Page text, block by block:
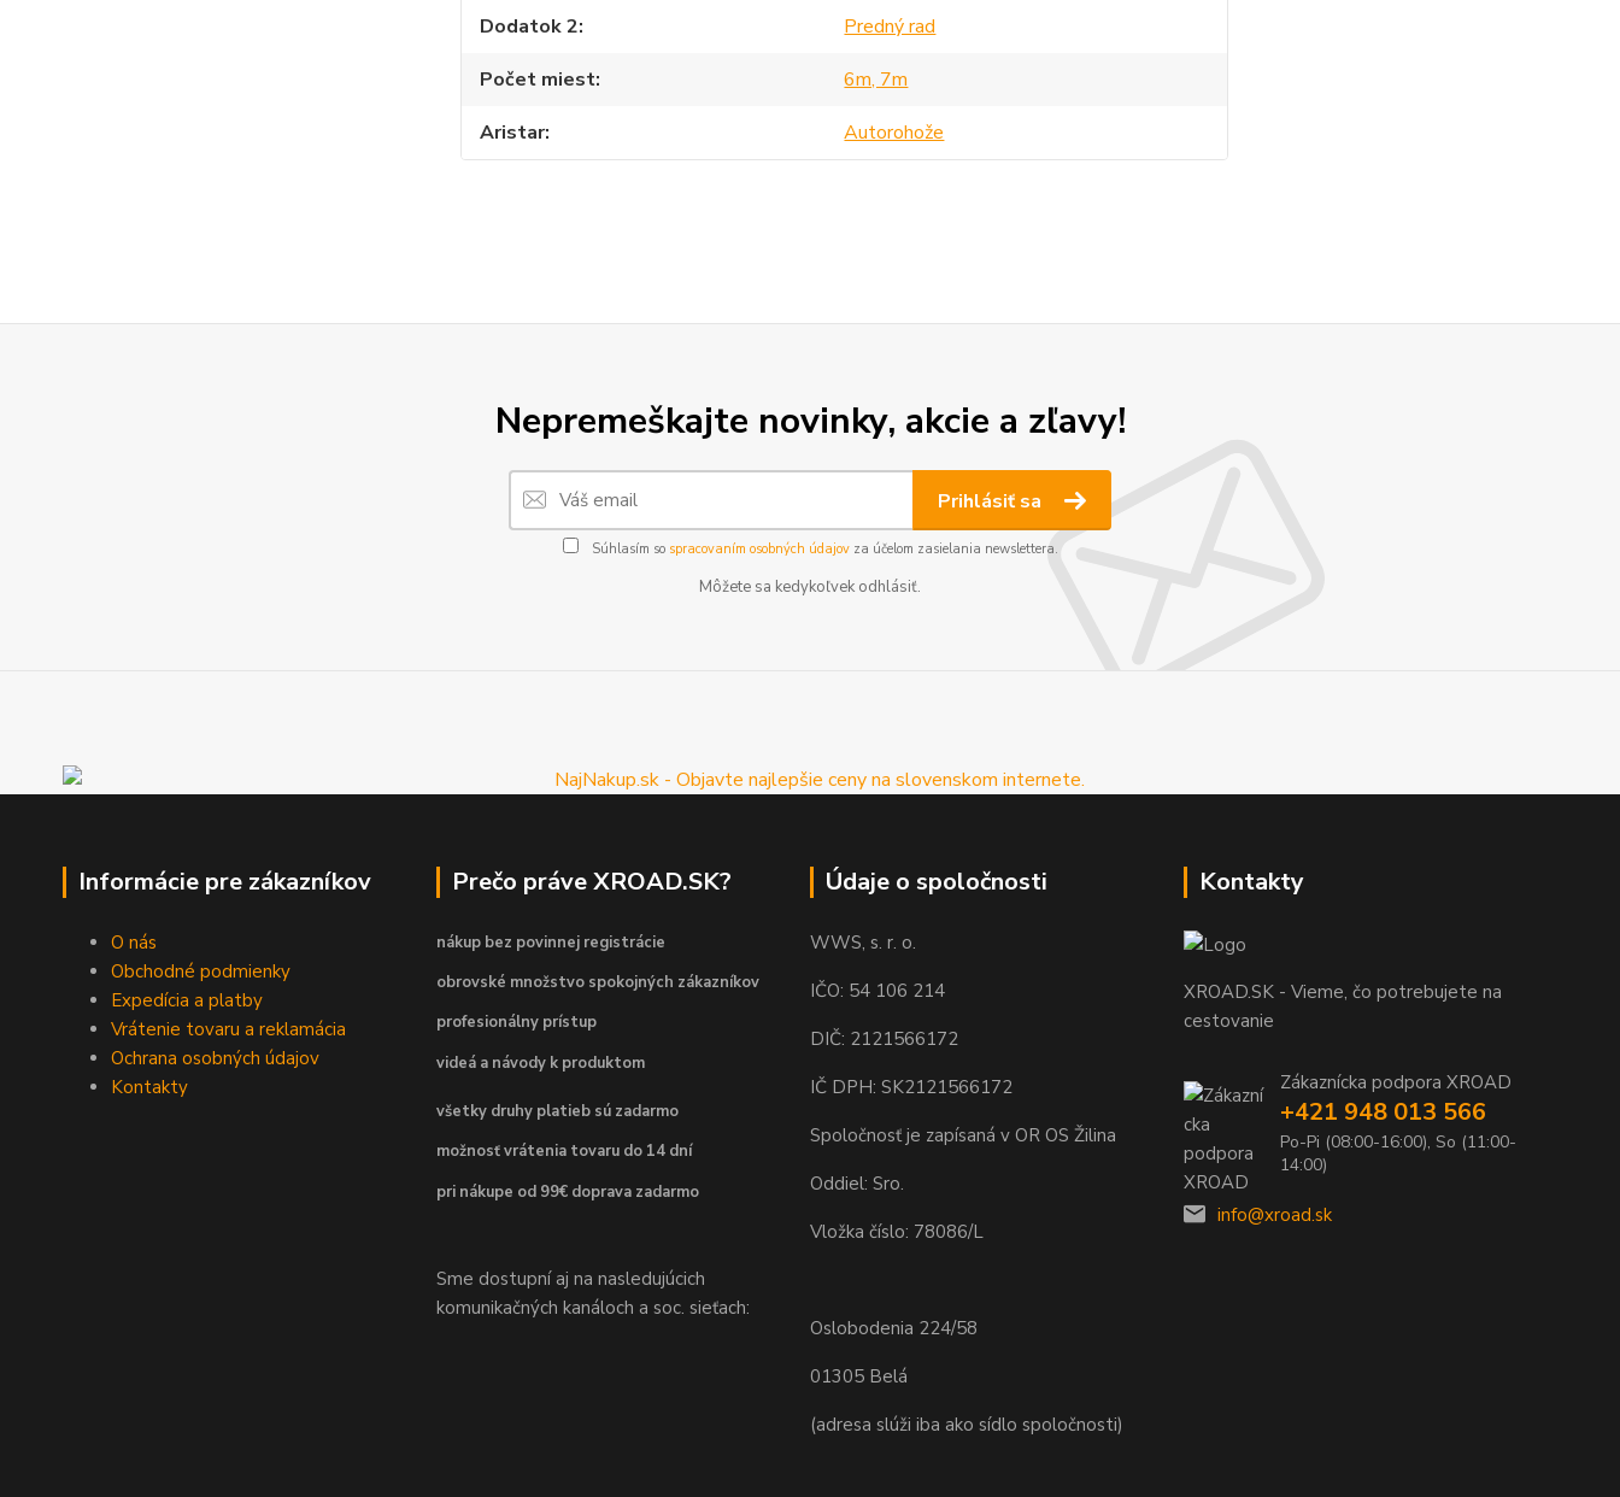
Dodatok 2
Predný rad
Počet miest
6m, 7m
Aristar
Autorohože
Nepremeškajte novinky, akcie a zľavy!
Prihlásiť sa
Súhlasím so spracovaním osobných údajovza účelom zasielania newslettera.
Môžete sa kedykoľvek odhlásiť.
Informácie pre zákazníkov
O nás
Obchodné podmienky
Expedícia a platby
Vrátenie tovaru a reklamácia
Ochrana osobných údajov
Kontakty
Prečo práve XROAD.SK?
nákup bez povinnej registrácie
obrovské množstvo spokojných zákazníkov
profesionálny prístup
videá a návody k produktom
všetky druhy platieb sú zadarmo
možnosť vrátenia tovaru do 14 dní
pri nákupe od 99€ doprava zadarmo
Sme dostupní aj na nasledujúcich
komunikačných kanáloch a soc. sieťach:
Údaje o spoločnosti
WWS, s. r. o.
IČO: 54 106 214
DIČ: 2121566172
IČ DPH: SK2121566172
Spoločnosť je zapísaná v OR OS Žilina
Oddiel: Sro.
Vložka číslo: 78086/L
Oslobodenia 224/58
01305 Belá
(adresa slúži iba ako sídlo spoločnosti)
Kontakty
XROAD.SK - Vieme, čo potrebujete na
cestovanie
Zákaznícka podpora XROAD
+421 948 013 566
Po-Pi (08:00-16:00), So (11:00-
14:00)
info@xroad.sk